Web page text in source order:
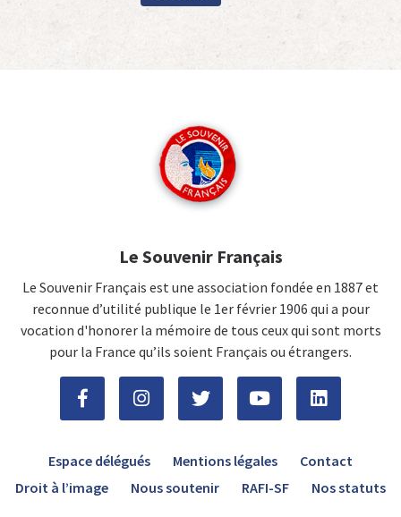
Le Souvenir Français
Le Souvenir Français est une association fondée en 1887 et
reconnue d’utilité publique le 1er février 1906 qui a pour
vocation d'honorer la mémoire de tous ceux qui sont morts
pour la France qu’ils soient Français ou étrangers.
Espace délégués Mentions légales
Contact
Droit à l’image
Nous soutenir RAFI-SF Nos statuts